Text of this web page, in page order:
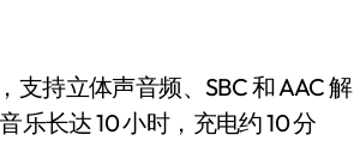
支持立体声音频、SBC 和 AAC 解
乐长达 10 小时，充电约 10 分